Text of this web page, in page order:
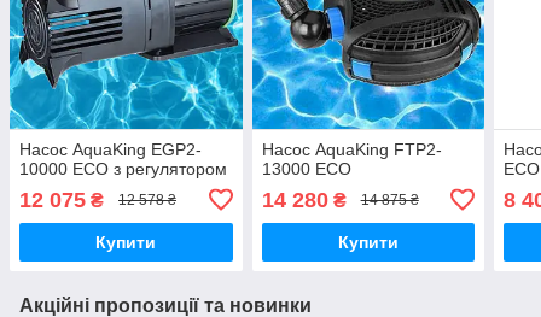
Насос AquaKing EGP2-
10000 ECO з регулятором
12 075 ₴ 12 578 ₴
Купити
Насос AquaKing FTP2-
13000 ECO
14 280₴ 14 875 ₴
Купити
8
Акційні пропозиції та новинки